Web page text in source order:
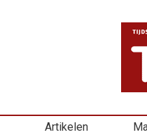
Artikelen